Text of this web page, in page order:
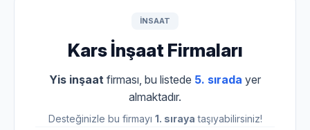
INSAAT
Kars İnşaat Firmaları
Yis inşaat firması, bu listede 5. sırada yer
almaktadır.
Desteğinizle bu firmayı 1. sıraya taşıyabilirsiniz!